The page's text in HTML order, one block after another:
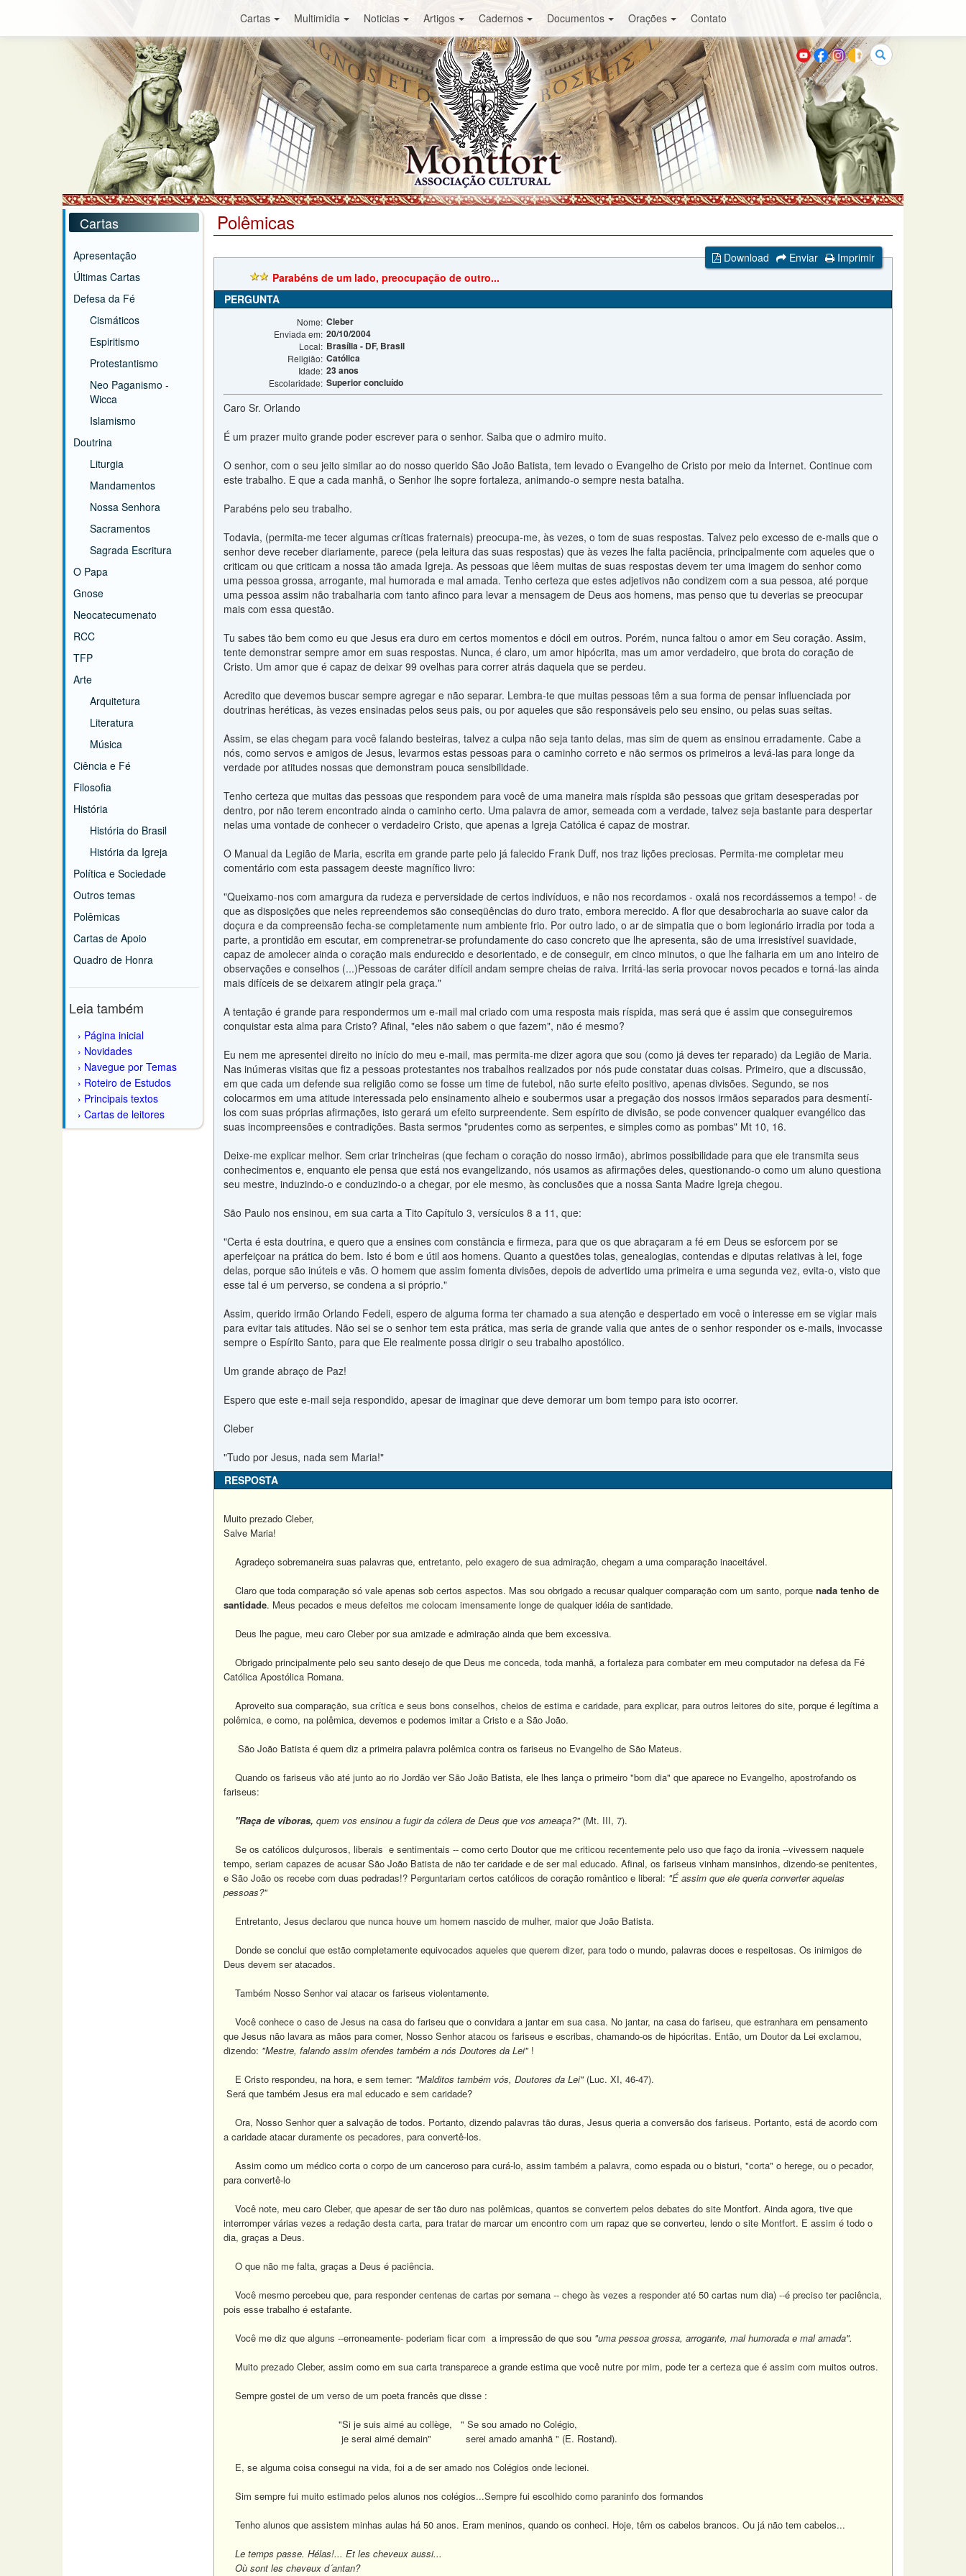
Cartas Multimidia Noticias Artigos Cadernos Documentos Orações Contato
Buscar
Cartas
Apresentação
Últimas Cartas
Defesa da Fé
Cismáticos
Espiritismo
Protestantismo
Neo Paganismo -
Wicca
Islamismo
Doutrina
Liturgia
Mandamentos
Nossa Senhora
Sacramentos
Sagrada Escritura
O Papa
Gnose
Neocatecumenato
RCC
TFP
Arte
Arquitetura
Literatura
Música
Ciência e Fé
Filosofia
História
História do Brasil
História da Igreja
Política e Sociedade
Outros temas
Polêmicas
Cartas de Apoio
Quadro de Honra
Leia também
Página inicial
Novidades
Navegue por Temas
Roteiro de Estudos
Principais textos
Cartas de leitores
Polêmicas
Download Enviar
Imprimir
Parabéns de um lado, preocupação de outro...
PERGUNTA
Nome: Cleber
Enviada em: 20/10/2004
Local: Brasília - DF, Brasil
Religião: Católica
Idade: 23 anos
Escolaridade: Superior concluído
Caro Sr. Orlando
É um prazer muito grande poder escrever para o senhor. Saiba que o admiro muito.
O senhor, com o seu jeito similar ao do nosso querido São João Batista, tem levado o Evangelho de Cristo por meio da Internet. Continue com
este trabalho. E que a cada manhã, o Senhor lhe sopre fortaleza, animando-o sempre nesta batalha.
Parabéns pelo seu trabalho.
Todavia, (permita-me tecer algumas críticas fraternais) preocupa-me, às vezes, o tom de suas respostas. Talvez pelo excesso de e-mails que o
senhor deve receber diariamente, parece (pela leitura das suas respostas) que às vezes lhe falta paciência, principalmente com aqueles que o
criticam ou que criticam a nossa tão amada Igreja. As pessoas que lêem muitas de suas respostas devem ter uma imagem do senhor como
uma pessoa grossa, arrogante, mal humorada e mal amada. Tenho certeza que estes adjetivos não condizem com a sua pessoa, até porque
uma pessoa assim não trabalharia com tanto afinco para levar a mensagem de Deus aos homens, mas penso que tu deverias se preocupar
mais com essa questão.
Tu sabes tão bem como eu que Jesus era duro em certos momentos e dócil em outros. Porém, nunca faltou o amor em Seu coração. Assim,
tente demonstrar sempre amor em suas respostas. Nunca, é claro, um amor hipócrita, mas um amor verdadeiro, que brota do coração de
Cristo. Um amor que é capaz de deixar 99 ovelhas para correr atrás daquela que se perdeu.
Acredito que devemos buscar sempre agregar e não separar. Lembra-te que muitas pessoas têm a sua forma de pensar influenciada por
doutrinas heréticas, às vezes ensinadas pelos seus pais, ou por aqueles que são responsáveis pelo seu ensino, ou pelas suas seitas.
Assim, se elas chegam para você falando besteiras, talvez a culpa não seja tanto delas, mas sim de quem as ensinou erradamente. Cabe a
nós, como servos e amigos de Jesus, levarmos estas pessoas para o caminho correto e não sermos os primeiros a levá-las para longe da
verdade por atitudes nossas que demonstram pouca sensibilidade.
Tenho certeza que muitas das pessoas que respondem para você de uma maneira mais ríspida são pessoas que gritam desesperadas por
dentro, por não terem encontrado ainda o caminho certo. Uma palavra de amor, semeada com a verdade, talvez seja bastante para despertar
nelas uma vontade de conhecer o verdadeiro Cristo, que apenas a Igreja Católica é capaz de mostrar.
O Manual da Legião de Maria, escrita em grande parte pelo já falecido Frank Duff, nos traz lições preciosas. Permita-me completar meu
comentário com esta passagem deeste magnífico livro:
"Queixamo-nos com amargura da rudeza e perversidade de certos indivíduos, e não nos recordamos - oxalá nos recordássemos a tempo! - de
que as disposições que neles repreendemos são conseqüências do duro trato, embora merecido. A flor que desabrocharia ao suave calor da
doçura e da compreensão fecha-se completamente num ambiente frio. Por outro lado, o ar de simpatia que o bom legionário irradia por toda a
parte, a prontidão em escutar, em comprenetrar-se profundamente do caso concreto que lhe apresenta, são de uma irresistível suavidade,
capaz de amolecer ainda o coração mais endurecido e desorientado, e de conseguir, em cinco minutos, o que lhe falharia em um ano inteiro de
observações e conselhos (...)Pessoas de caráter difícil andam sempre cheias de raiva. Irritá-las seria provocar novos pecados e torná-las ainda
mais difíceis de se deixarem atingir pela graça."
A tentação é grande para respondermos um e-mail mal criado com uma resposta mais ríspida, mas será que é assim que conseguiremos
conquistar esta alma para Cristo? Afinal, "eles não sabem o que fazem", não é mesmo?
Eu nem me apresentei direito no início do meu e-mail, mas permita-me dizer agora que sou (como já deves ter reparado) da Legião de Maria.
Nas inúmeras visitas que fiz a pessoas protestantes nos trabalhos realizados por nós pude constatar duas coisas. Primeiro, que a discussão,
em que cada um defende sua religião como se fosse um time de futebol, não surte efeito positivo, apenas divisões. Segundo, se nos
colocarmos em uma atitude interessada pelo ensinamento alheio e soubermos usar a pregação dos nossos irmãos separados para desmentí-
los com suas próprias afirmações, isto gerará um efeito surpreendente. Sem espírito de divisão, se pode convencer qualquer evangélico das
suas incompreensões e contradições. Basta sermos "prudentes como as serpentes, e simples como as pombas" Mt 10, 16.
Deixe-me explicar melhor. Sem criar trincheiras (que fecham o coração do nosso irmão), abrimos possibilidade para que ele transmita seus
conhecimentos e, enquanto ele pensa que está nos evangelizando, nós usamos as afirmações deles, questionando-o como um aluno questiona
seu mestre, induzindo-o e conduzindo-o a chegar, por ele mesmo, às conclusões que a nossa Santa Madre Igreja chegou.
São Paulo nos ensinou, em sua carta a Tito Capítulo 3, versículos 8 a 11, que:
"Certa é esta doutrina, e quero que a ensines com constância e firmeza, para que os que abraçaram a fé em Deus se esforcem por se
aperfeiçoar na prática do bem. Isto é bom e útil aos homens. Quanto a questões tolas, genealogias, contendas e diputas relativas à lei, foge
delas, porque são inúteis e vãs. O homem que assim fomenta divisões, depois de advertido uma primeira e uma segunda vez, evita-o, visto que
esse tal é um perverso, se condena a si próprio."
Assim, querido irmão Orlando Fedeli, espero de alguma forma ter chamado a sua atenção e despertado em você o interesse em se vigiar mais
para evitar tais atitudes. Não sei se o senhor tem esta prática, mas seria de grande valia que antes de o senhor responder os e-mails, invocasse
sempre o Espírito Santo, para que Ele realmente possa dirigir o seu trabalho apostólico.
Um grande abraço de Paz!
Espero que este e-mail seja respondido, apesar de imaginar que deve demorar um bom tempo para isto ocorrer.
Cleber
"Tudo por Jesus, nada sem Maria!"
RESPOSTA
Muito prezado Cleber,
Salve Maria!
Agradeço sobremaneira suas palavras que, entretanto, pelo exagero de sua admiração, chegam a uma comparação inaceitável.
Claro que toda comparação só vale apenas sob certos aspectos. Mas sou obrigado a recusar qualquer comparação com um santo, porque nada tenho de
santidade. Meus pecados e meus defeitos me colocam imensamente longe de qualquer idéia de santidade.
Deus lhe pague, meu caro Cleber por sua amizade e admiração ainda que bem excessiva.
Obrigado principalmente pelo seu santo desejo de que Deus me conceda, toda manhã, a fortaleza para combater em meu computador na defesa da Fé
Católica Apostólica Romana.
Aproveito sua comparação, sua crítica e seus bons conselhos, cheios de estima e caridade, para explicar, para outros leitores do site, porque é legítima a
polêmica, e como, na polêmica, devemos e podemos imitar a Cristo e a São João.
São João Batista é quem diz a primeira palavra polêmica contra os fariseus no Evangelho de São Mateus.
Quando os fariseus vão até junto ao rio Jordão ver São João Batista, ele lhes lança o primeiro "bom dia" que aparece no Evangelho, apostrofando os
fariseus:
"Raça de víboras, quem vos ensinou a fugir da cólera de Deus que vos ameaça?"(Mt. III, 7).
Se os católicos dulçurosos, liberais e sentimentais -- como certo Doutor que me criticou recentemente pelo uso que faço da ironia --vivessem naquele
tempo, seriam capazes de acusar São João Batista de não ter caridade e de ser mal educado. Afinal, os fariseus vinham mansinhos, dizendo-se penitentes,
e São João os recebe com duas pedradas!? Perguntariam certos católicos de coração romântico e liberal: "É assim que ele queria converter aquelas
pessoas?"
Entretanto, Jesus declarou que nunca houve um homem nascido de mulher, maior que João Batista.
Donde se conclui que estão completamente equivocados aqueles que querem dizer, para todo o mundo, palavras doces e respeitosas. Os inimigos de
Deus devem ser atacados.
Também Nosso Senhor vai atacar os fariseus violentamente.
Você conhece o caso de Jesus na casa do fariseu que o convidara a jantar em sua casa. No jantar, na casa do fariseu, que estranhara em pensamento
que Jesus não lavara as mãos para comer, Nosso Senhor atacou os fariseus e escribas, chamando-os de hipócritas. Então, um Doutor da Lei exclamou,
dizendo: "Mestre, falando assim ofendes também a nós Doutores da Lei"!
E Cristo respondeu, na hora, e sem temer: "Malditos também vós, Doutores da Lei"(Luc. XI, 46-47).
Será que também Jesus era mal educado e sem caridade?
Ora, Nosso Senhor quer a salvação de todos. Portanto, dizendo palavras tão duras, Jesus queria a conversão dos fariseus. Portanto, está de acordo com
a caridade atacar duramente os pecadores, para convertê-los.
Assim como um médico corta o corpo de um canceroso para curá-lo, assim também a palavra, como espada ou o bisturi, "corta" o herege, ou o pecador,
para convertê-lo
Você note, meu caro Cleber, que apesar de ser tão duro nas polêmicas, quantos se convertem pelos debates do site Montfort. Ainda agora, tive que
interromper várias vezes a redação desta carta, para tratar de marcar um encontro com um rapaz que se converteu, lendo o site Montfort. E assim é todo o
dia, graças a Deus.
O que não me falta, graças a Deus é paciência.
Você mesmo percebeu que, para responder centenas de cartas por semana -- chego às vezes a responder até 50 cartas num dia) --é preciso ter paciência,
pois esse trabalho é estafante.
Você me diz que alguns --erroneamente- poderiam ficar com a impressão de que sou "uma pessoa grossa, arrogante, mal humorada e mal amada".
Muito prezado Cleber, assim como em sua carta transparece a grande estima que você nutre por mim, pode ter a certeza que é assim com muitos outros.
Sempre gostei de um verso de um poeta francês que disse :
"Si je suis aimé au collège, " Se sou amado no Colégio,
je serai aimé demain" serei amado amanhã " (E. Rostand).
E, se alguma coisa consegui na vida, foi a de ser amado nos Colégios onde lecionei.
Sim sempre fui muito estimado pelos alunos nos colégios...Sempre fui escolhido como paraninfo dos formandos
Tenho alunos que assistem minhas aulas há 50 anos. Eram meninos, quando os conheci. Hoje, têm os cabelos brancos. Ou já não tem cabelos...
Le temps passe. Hélas!... Et les cheveux aussi...
Où sont les cheveux d´antan?